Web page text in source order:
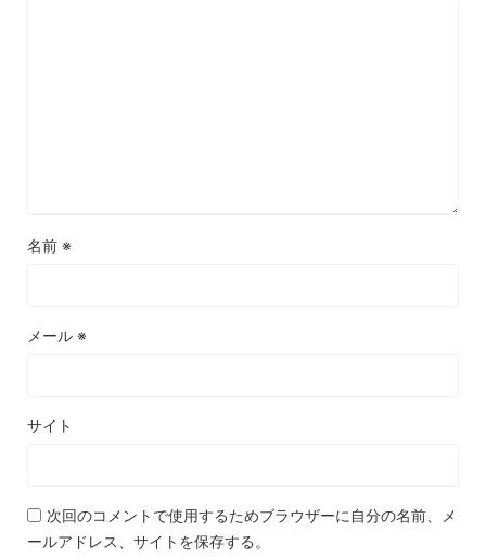
名前 ※
メール ※
サイト
次回のコメントで使用するためブラウザーに自分の名前、メ
ールアドレス、サイトを保存する。